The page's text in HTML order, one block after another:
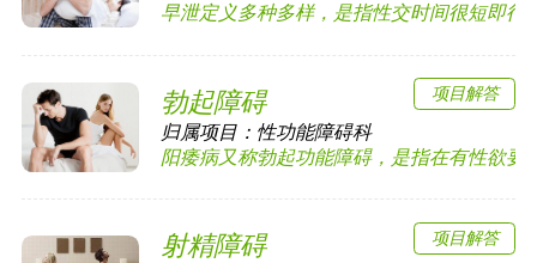
早泄定义多种多样，是指性交时间很短即行
勃起障碍
归属项目： 性功能障碍科
阳痿病又称勃起功能障碍，是指在有性欲要
项目解答
射精障碍 项目解答